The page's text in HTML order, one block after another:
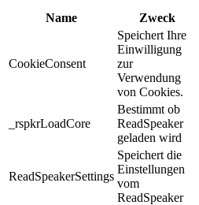
Name Zweck
CookieConsent
Speichert Ihre
Einwilligung
zur
Verwendung
von Cookies.
_rspkrLoadCore
Bestimmt ob
ReadSpeaker
geladen wird
ReadSpeakerSettings
Speichert die
Einstellungen
vom
ReadSpeaker